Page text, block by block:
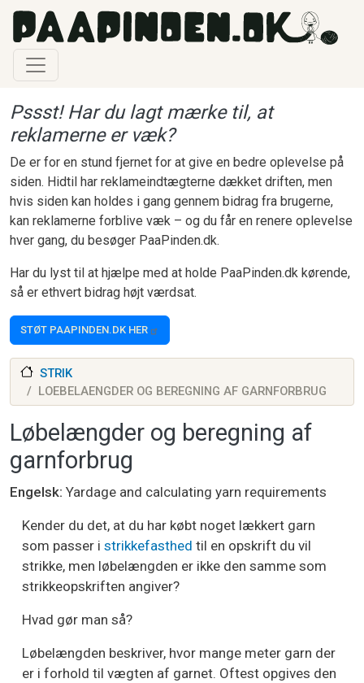
Gå til hovedindhold
Pssst! Har du lagt mærke til, at
reklamerne er væk?
De er for en stund fjernet for at give en bedre oplevelse på
siden. Hidtil har reklameindtægterne dækket driften, men
hvis siden kan holdes i gang gennem bidrag fra brugerne,
kan reklamerne forblive væk – og du får en renere oplevelse
hver gang, du besøger PaaPinden.dk.
Har du lyst til at hjælpe med at holde PaaPinden.dk kørende,
så er ethvert bidrag højt værdsat.
STØT PAAPINDEN.DK HER
STRIK
LOEBELAENGDER OG BEREGNING AF GARNFORBRUG
Løbelængder og beregning af
garnforbrug
Engelsk Yardage and calculating yarn requirements
Kender du det, at du har købt noget lækkert garn
som passer i strikkefasthed til en opskrift du vil
strikke, men løbelængden er ikke den samme som
strikkeopskriften angiver?
Hvad gør man så?
Løbelængden beskriver, hvor mange meter garn der
er i forhold til vægten af garnet. Oftest opgives den